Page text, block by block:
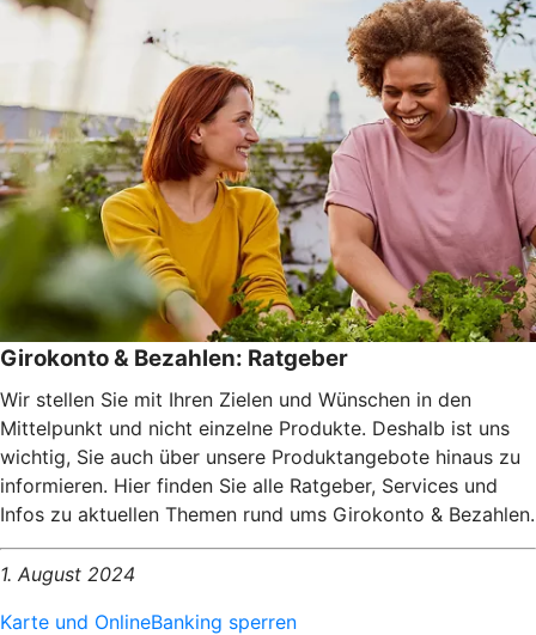
Girokonto & Bezahlen: Ratgeber
Wir stellen Sie mit Ihren Zielen und Wünschen in den
Mittelpunkt und nicht einzelne Produkte. Deshalb ist uns
wichtig, Sie auch über unsere Produktangebote hinaus zu
informieren. Hier finden Sie alle Ratgeber, Services und
Infos zu aktuellen Themen rund ums Girokonto & Bezahlen.
1. August 2024
Karte und OnlineBanking sperren